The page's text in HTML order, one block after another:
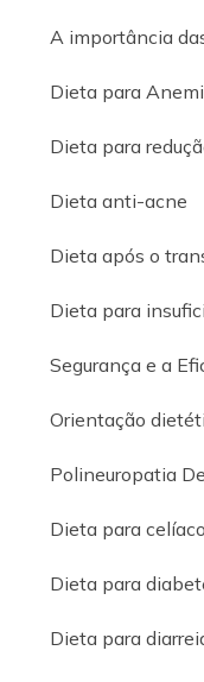
A importância
Dieta para
Dieta para
Dieta anti-acne
Dieta após o
Dieta para
Segurança e a
Orientação
Polineuropatia
Dieta para
Dieta para
Dieta para